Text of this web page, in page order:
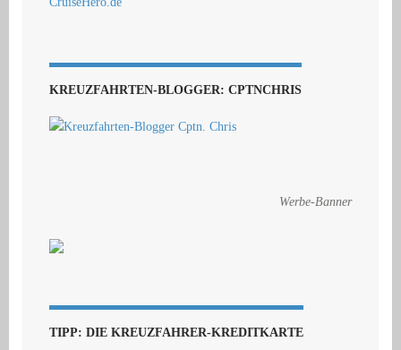
KREUZFAHRTEN-BLOGGER: CPTNCHRIS
Werbe-Banner
TIPP: DIE KREUZFAHRER-KREDITKARTE